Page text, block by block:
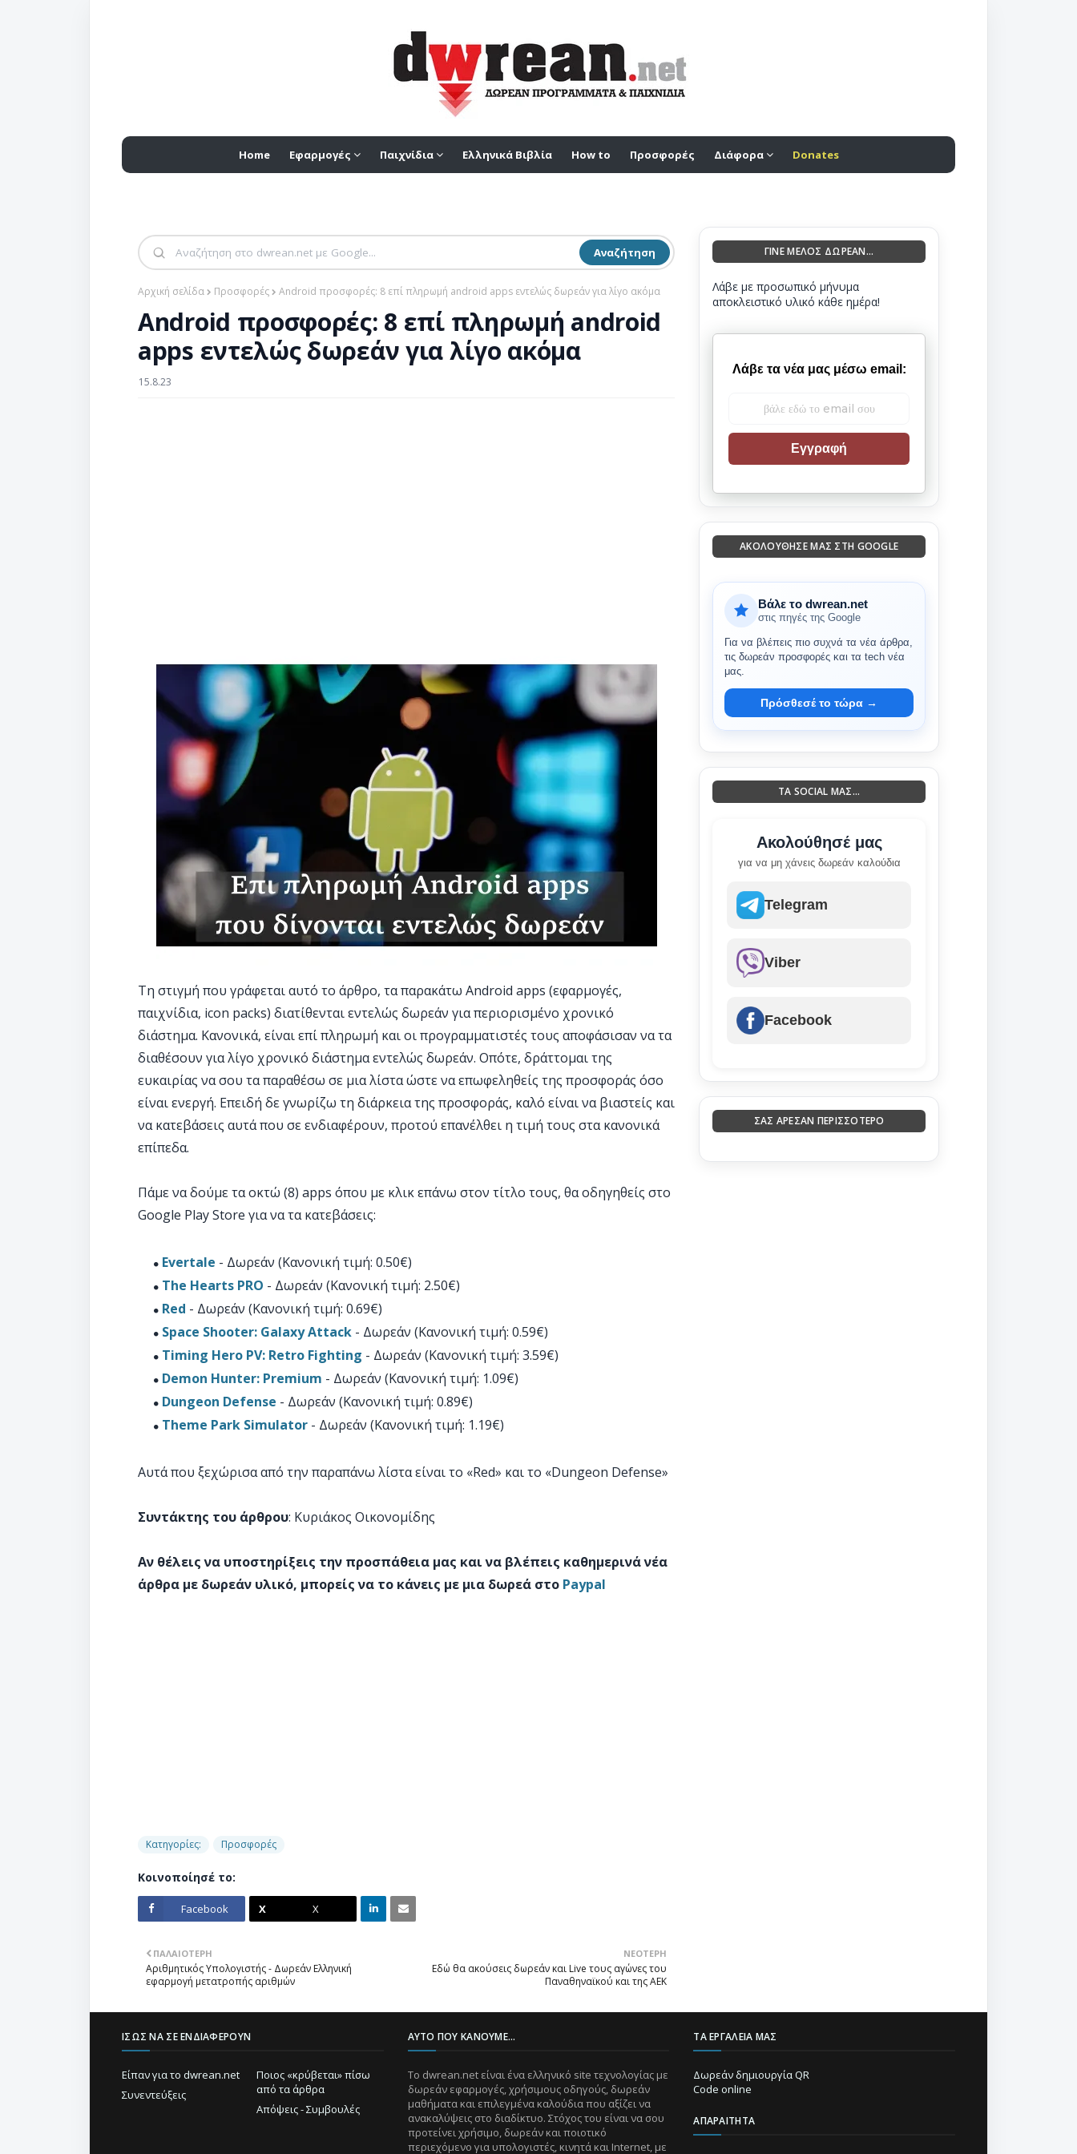
Home Εφαρμογές Παιχνίδια Ελληνικά Βιβλία How to Προσφορές Διάφορα Donates
Αναζήτηση
Αρχική σελίδα Προσφορές Android προσφορές: 8 επί πληρωμή android apps εντελώς δωρεάν για λίγο ακόμα
Android προσφορές: 8 επί πληρωμή android
apps εντελώς δωρεάν για λίγο ακόμα
15.8.23
Τη στιγμή που γράφεται αυτό το άρθρο, τα παρακάτω Android apps (εφαρμογές,
παιχνίδια, icon packs) διατίθενται εντελώς δωρεάν για περιορισμένο χρονικό
διάστημα. Κανονικά, είναι επί πληρωμή και οι προγραμματιστές τους αποφάσισαν να τα
διαθέσουν για λίγο χρονικό διάστημα εντελώς δωρεάν. Οπότε, δράττομαι της
ευκαιρίας να σου τα παραθέσω σε μια λίστα ώστε να επωφεληθείς της προσφοράς όσο
είναι ενεργή. Επειδή δε γνωρίζω τη διάρκεια της προσφοράς, καλό είναι να βιαστείς και
να κατεβάσεις αυτά που σε ενδιαφέρουν, προτού επανέλθει η τιμή τους στα κανονικά
επίπεδα.
Πάμε να δούμε τα οκτώ (8) apps όπου με κλικ επάνω στον τίτλο τους, θα οδηγηθείς στο
Google Play Store για να τα κατεβάσεις:
Evertale - Δωρεάν (Κανονική τιμή: 0.50€)
The Hearts PRO - Δωρεάν (Κανονική τιμή: 2.50€)
Red - Δωρεάν (Κανονική τιμή: 0.69€)
Space Shooter: Galaxy Attack - Δωρεάν (Κανονική τιμή: 0.59€)
Timing Hero PV: Retro Fighting - Δωρεάν (Κανονική τιμή: 3.59€)
Demon Hunter: Premium - Δωρεάν (Κανονική τιμή: 1.09€)
Dungeon Defense - Δωρεάν (Κανονική τιμή: 0.89€)
Theme Park Simulator - Δωρεάν (Κανονική τιμή: 1.19€)
Αυτά που ξεχώρισα από την παραπάνω λίστα είναι το «Red» και το «Dungeon Defense»
Συντάκτης του άρθρου: Κυριάκος Οικονομίδης
Αν θέλεις να υποστηρίξεις την προσπάθεια μας και να βλέπεις καθημερινά νέα
άρθρα με δωρεάν υλικό, μπορείς να το κάνεις με μια δωρεά στο Paypal
Κατηγορίες: Προσφορές
Κοινοποίησέ το:
Facebook
X
ΝΕΌΤΕΡΗ
Εδώ θα ακούσεις δωρεάν και Live τους αγώνες του
Παναθηναϊκού και της ΑΕΚ
ΠΑΛΑΙΌΤΕΡΗ
Αριθμητικός Υπολογιστής - Δωρεάν Ελληνική
εφαρμογή μετατροπής αριθμών
ΓΙΝΕ ΜΕΛΟΣ ΔΩΡΕΑΝ...
Λάβε με προσωπικό μήνυμα
αποκλειστικό υλικό κάθε ημέρα!
Λάβε τα νέα μας μέσω email:
Εγγραφή
ΑΚΟΛΟΎΘΗΣΈ ΜΑΣ ΣΤΗ GOOGLE
Βάλε το dwrean.net
στις πηγές της Google
Για να βλέπεις πιο συχνά τα νέα άρθρα,
τις δωρεάν προσφορές και τα tech νέα
μας.
Πρόσθεσέ το τώρα →
ΤΑ SOCIAL ΜΑΣ...
Ακολούθησέ μας
για να μη χάνεις δωρεάν καλούδια
Telegram
Viber
Facebook
ΣΑΣ ΑΡΕΣΑΝ ΠΕΡΙΣΣΟΤΕΡΟ
ΊΣΩΣ ΝΑ ΣΕ ΕΝΔΙΑΦΈΡΟΥΝ
Είπαν για το dwrean.net
Ποιος «κρύβεται» πίσω
από τα άρθρα
Συνεντεύξεις
Απόψεις - Συμβουλές
ΑΥΤΌ ΠΟΥ ΚΆΝΟΥΜΕ...
Το dwrean.net είναι ένα ελληνικό site τεχνολογίας με
δωρεάν εφαρμογές, χρήσιμους οδηγούς, δωρεάν
μαθήματα και επιλεγμένα καλούδια που αξίζει να
ανακαλύψεις στο διαδίκτυο. Στόχος του είναι να σου
προτείνει χρήσιμο, δωρεάν και ποιοτικό
περιεχόμενο για υπολογιστές, κινητά και Internet, με
ΤΑ ΕΡΓΑΛΕΊΑ ΜΑΣ
Δωρεάν δημιουργία QR
Code online
ΑΠΑΡΑΊΤΗΤΑ